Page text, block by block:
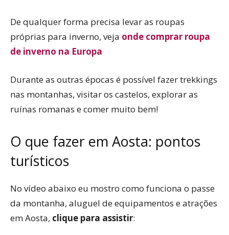
De qualquer forma precisa levar as roupas
próprias para inverno, veja onde comprar roupa
de inverno na Europa
Durante as outras épocas é possível fazer trekkings
nas montanhas, visitar os castelos, explorar as
ruínas romanas e comer muito bem!
O que fazer em Aosta: pontos
turísticos
No vídeo abaixo eu mostro como funciona o passe
da montanha, aluguel de equipamentos e atrações
em Aosta, clique para assistir: